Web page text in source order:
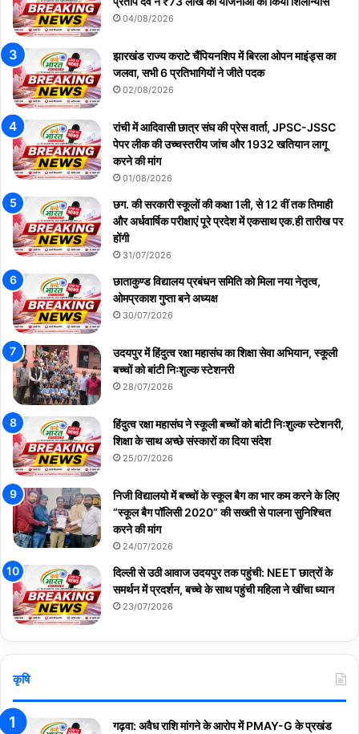
04/08/2026
झारखंड राज्य कराटे चैंपियनशिप में बिरला ओपन माइंड्स का
जलवा, सभी 6 प्रतिभागियों ने जीते पदक
02/08/2026
रांची में आदिवासी छात्र संघ की प्रेस वार्ता, JPSC-JSSC
पेपर लीक की उच्चस्तरीय जांच और 1932 खतियान लागू
करने की मांग
01/08/2026
छग. की सरकारी स्कूलों की कक्षा 1ली, से 12 वीं तक तिमाही
और अर्धवार्षिक परीक्षाएं पूरे प्रदेश में एकसाथ एक.ही तारीख पर
होंगी
31/07/2026
छाताकुण्ड विद्यालय प्रबंधन समिति को मिला नया नेतृत्व,
ओमप्रकाश गुप्ता बने अध्यक्ष
30/07/2026
उदयपुर में हिंदुत्व रक्षा महासंघ का शिक्षा सेवा अभियान, स्कूली
बच्चों को बांटी निःशुल्क स्टेशनरी
28/07/2026
हिंदुत्व रक्षा महासंघ ने स्कूली बच्चों को बांटी निःशुल्क स्टेशनरी,
शिक्षा के साथ अच्छे संस्कारों का दिया संदेश
25/07/2026
निजी विद्यालयो में बच्चों के स्कूल बैग का भार कम करने के लिए
“स्कूल बैग पॉलिसी 2020” की सख्ती से पालना सुनिश्चित
करने की मांग
24/07/2026
दिल्ली से उठी आवाज उदयपुर तक पहुंची: NEET छात्रों के
समर्थन में प्रदर्शन, बच्चे के साथ पहुंची महिला ने खींचा ध्यान
23/07/2026
कृषि
गढ़वा: अवैध राशि मांगने के आरोप में PMAY-G के प्रखंड